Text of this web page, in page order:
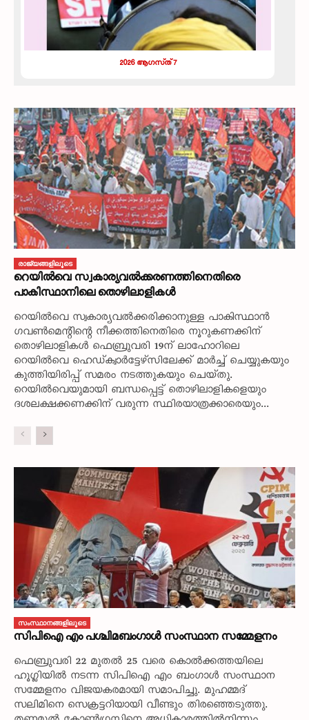
2026 ആഗസ്‌ത്‌ 7
രാജ്യങ്ങളിലൂടെ
റെയിൽവെ സ്വകാര്യവൽക്കരണത്തിനെതിരെ
പാകിസ്ഥാനിലെ തൊഴിലാളികൾ
റെയിൽവെ സ്വകാര്യവൽക്കരിക്കാനുള്ള പാകിസ്ഥാൻ
ഗവൺമെന്റിന്റെ നീക്കത്തിനെതിരെ നൂറുകണക്കിന്‌
തൊഴിലാളികൾ ഫെബ്രുവരി 19ന്‌ ലാഹോറിലെ
റെയിൽവെ ഹെഡ്‌ക്വാർട്ടേഴ്‌സിലേക്ക്‌ മാർച്ച്‌ ചെയ്യുകയും
കുത്തിയിരിപ്പ്‌ സമരം നടത്തുകയും ചെയ്‌തു.
റെയിൽവെയുമായി ബന്ധപ്പെട്ട്‌ തൊഴിലാളികളെയും
ദശലക്ഷക്കണക്കിന്‌ വരുന്ന സ്ഥിരയാത്രക്കാരെയും...
സംസ്ഥാനങ്ങളിലൂടെ
സിപിഐ എം പശ്ചിമബംഗാൾ സംസ്ഥാന സമ്മേളനം
ഫെബ്രുവരി 22 മുതൽ 25 വരെ കൊൽക്കത്തയിലെ
ഹൂഗ്ലിയിൽ നടന്ന സിപിഐ എം ബംഗാൾ സംസ്ഥാന
സമ്മേളനം വിജയകരമായി സമാപിച്ചു. മുഹമ്മദ്‌
സലിമിനെ സെക്രട്ടറിയായി വീണ്ടും തിരഞ്ഞെടുത്തു.